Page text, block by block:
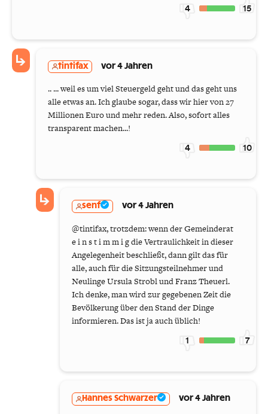
4 15
tintifax vor 4 Jahren
.. ... weil es um viel Steuergeld geht und das geht uns
alle etwas an. Ich glaube sogar, dass wir hier von 27
Millionen Euro und mehr reden. Also, sofort alles
transparent machen...!
4 10
senf vor 4 Jahren
@tintifax, trotzdem: wenn der Gemeinderat
e i n s t i m m i g die Vertraulichkeit in dieser
Angelegenheit beschließt, dann gilt das für
alle, auch für die Sitzungsteilnehmer und
Neulinge Ursula Strobl und Franz Theuerl.
Ich denke, man wird zur gegebenen Zeit die
Bevölkerung über den Stand der Dinge
informieren. Das ist ja auch üblich!
1 7
Hannes Schwarzer vor 4 Jahren